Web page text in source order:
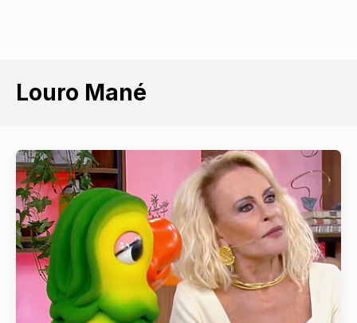
Louro Mané